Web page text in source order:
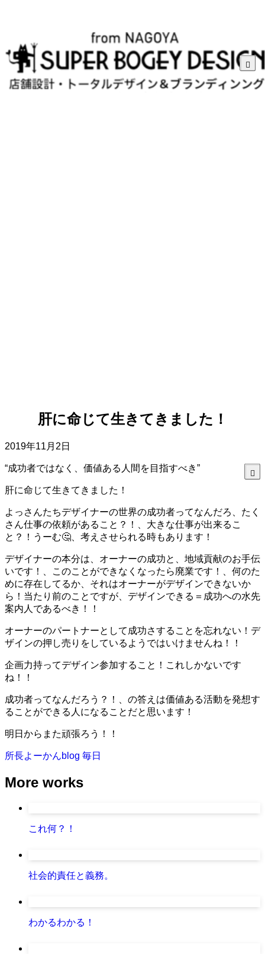
肝に命じて生きてきました！
2019年11月2日
“成功者ではなく、価値ある人間を目指すべき”
肝に命じて生きてきました！
よっさんたちデザイナーの世界の成功者ってなんだろ、たく
さん仕事の依頼があること？！、大きな仕事が出来るこ
と？！うーむ🤔、考えさせられる時もあります！
デザイナーの本分は、オーナーの成功と、地域貢献のお手伝
いです！、このことができなくなったら廃業です！、何のた
めに存在してるか、それはオーナーがデザインできないか
ら！当たり前のことですが、デザインできる＝成功への水先
案内人であるべき！！
オーナーのパートナーとして成功さすることを忘れない！デ
ザインの押し売りをしているようではいけませんね！！
企画力持ってデザイン参加すること！これしかないです
ね！！
成功者ってなんだろう？！、の答えは価値ある活動を発想す
ることができる人になることだと思います！
明日からまた頑張ろう！！
所長よーかんblog 毎日
More works
これ何？！
社会的責任と義務。
わかるわかる！